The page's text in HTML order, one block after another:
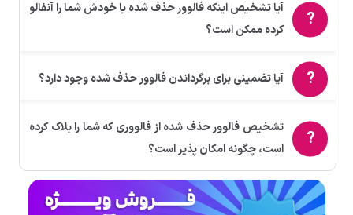
آیا تشخیص اینکه فالوور حذف شده یا خودش شما را آنفالو
کرده ممکن است؟
آیا تضمینی برای برگرداندن فالوور حذف شده وجود دارد؟
تشخیص فالوور حذف شده از فالووری که شما را بلاک کرده
است، چگونه امکان پذیر است؟